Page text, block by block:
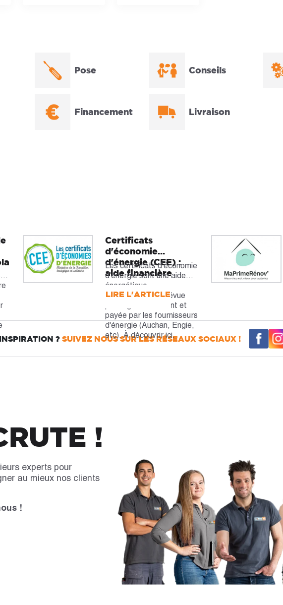
Pose Conseils
Financement Livraison
Certificats
d'économie
d'énergie (CEE) :
aide financière
Les certificats d'économie
d'énergie sont une aide
énergétique
supplémentaire prévue
par le gouvernement et
payée par les fournisseurs
d'énergie (Auchan, Engie,
etc). À découvrir ici.
LIRE L'ARTICLE
?SUIVEZ NOUS SUR LES RÉSEAUX SOCIAUX !
!
experts pour
au mieux nos clients
!